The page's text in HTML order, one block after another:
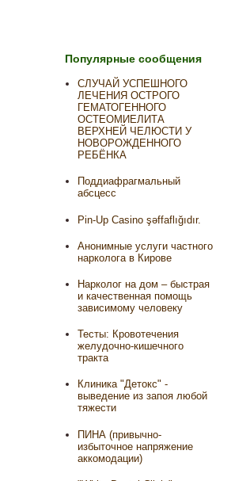
Популярные сообщения
СЛУЧАЙ УСПЕШНОГО
ЛЕЧЕНИЯ ОСТРОГО
ГЕМАТОГЕННОГО
ОСТЕОМИЕЛИТА
ВЕРХНЕЙ ЧЕЛЮСТИ У
НОВОРОЖДЕННОГО
РЕБЁНКА
Поддиафрагмальный
абсцесс
Pin-Up Casino şəffaflığıdır.
Анонимные услуги частного
нарколога в Кирове
Нарколог на дом – быстрая
и качественная помощь
зависимому человеку
Тесты: Кровотечения
желудочно-кишечного
тракта
Клиника "Детокс" -
выведение из запоя любой
тяжести
ПИНА (привычно-
избыточное напряжение
аккомодации)